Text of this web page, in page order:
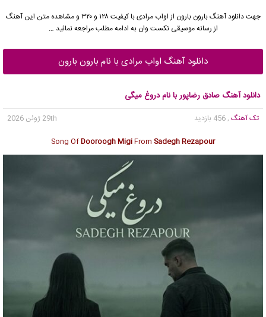
جهت دانلود آهنگ بارون بارون از اواب مرادی با کیفیت ۱۲۸ و ۳۲۰ و مشاهده متن این آهنگ
از رسانه موسیقی نکست وان به ادامه مطلب مراجعه نمائید …
دانلود آهنگ اواب مرادی با نام بارون بارون
دانلود آهنگ صادق رضاپور با نام دروغ میگی
تک آهنگ , 456 بازدید
29th ژوئن 2026
Song OfDooroogh MigiFrom Sadegh Rezapour